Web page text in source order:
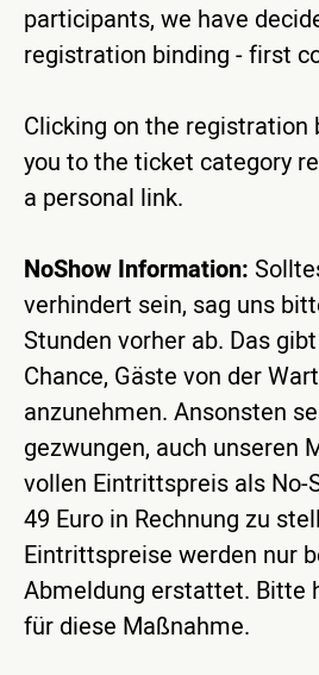
participants, we have
registration binding - first
Clicking on the
you to the ticket category
a personal link.
NoShow Information:
verhindert sein, sag uns
Stunden vorher ab. Das
Chance, Gäste von der
anzunehmen. Ansonsten
gezwungen, auch unseren
vollen Eintrittspreis als No-
49 Euro in Rechnung zu
Eintrittspreise werden nur
Abmeldung erstattet. Bitte
für diese Maßnahme.